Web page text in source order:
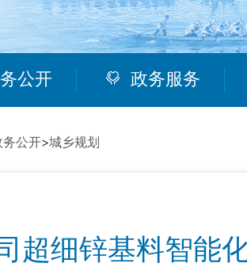
公开 政务服务
务公开>城乡规划
超细锌基料智能